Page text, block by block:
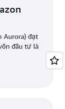
Aurora) đạt
đầu tư là